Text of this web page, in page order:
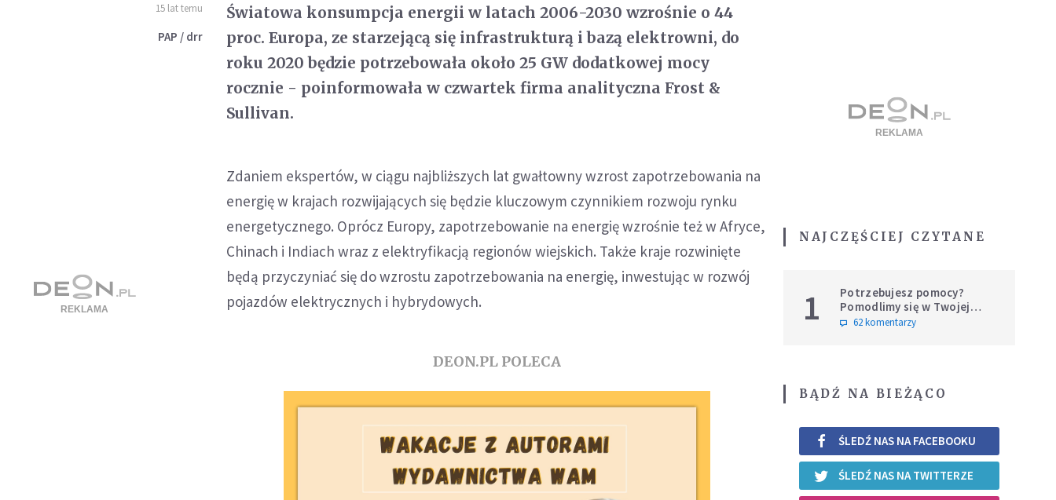
15 lat temu
PAP / drr
Światowa konsumpcja energii w latach 2006-2030 wzrośnie o 44
proc. Europa, ze starzejącą się infrastrukturą i bazą elektrowni, do
roku 2020 będzie potrzebowała około 25 GW dodatkowej mocy
rocznie - poinformowała w czwartek firma analityczna Frost &
Sullivan.
Zdaniem ekspertów, w ciągu najbliższych lat gwałtowny wzrost zapotrzebowania na
energię w krajach rozwijających się będzie kluczowym czynnikiem rozwoju rynku
energetycznego. Oprócz Europy, zapotrzebowanie na energię wzrośnie też w Afryce,
Chinach i Indiach wraz z elektryfikacją regionów wiejskich. Także kraje rozwinięte
będą przyczyniać się do wzrostu zapotrzebowania na energię, inwestując w rozwój
pojazdów elektrycznych i hybrydowych.
DEON.PL POLECA
NAJCZĘŚCIEJ CZYTANE
1
Potrzebujesz pomocy?
Pomodlimy się w Twojej
intencji
62 komentarzy
BĄDŹ NA BIEŻĄCO
ŚLEDŹ NAS NA FACEBOOKU
ŚLEDŹ NAS NA TWITTERZE